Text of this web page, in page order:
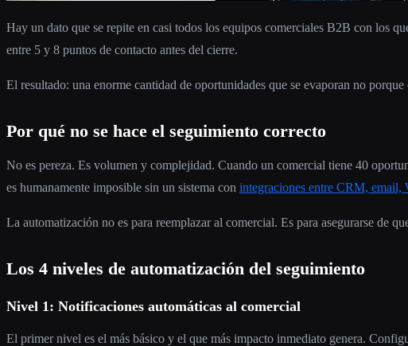
Hay un dato que se repite en casi todos los equipos comerciales B2B con los
entre 5 y 8 puntos de contacto antes del cierre.
El resultado: una enorme cantidad de oportunidades que se evaporan no
Por qué no se hace el seguimiento correcto
No es pereza. Es volumen y complejidad. Cuando un comercial tiene 40
es humanamente imposible sin un sistema con integraciones entre CRM,
La automatización no es para reemplazar al comercial. Es para asegurarse de
Los 4 niveles de automatización del seguimiento
Nivel 1: Notificaciones automáticas al comercial
El primer nivel es el más básico y el que más impacto inmediato genera.